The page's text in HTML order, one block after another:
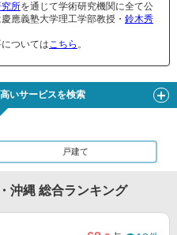
究所を通じて学術研究機関に全て公
應義塾大学理工学部教授・ 鈴木秀
ついてはこちら 。
いサービスを検索
戸建て
沖縄 総合ランキング